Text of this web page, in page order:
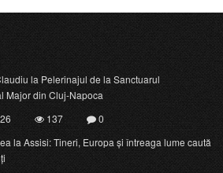
la Pelerinajul de la Sanctuarul
Major din Cluj-Napoca
137
0
la Assisi: Tineri, Europa și întreaga lume caută